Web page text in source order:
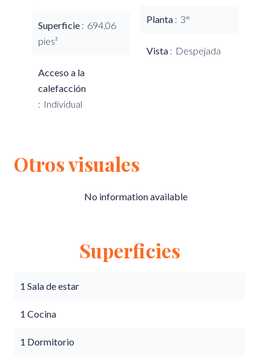
Superficie
694.06
pies²
Acceso a la
calefacción
Individual
Planta 3°
Vista Despejada
Otros visuales
No information available
Superficies
1 Sala de estar
1 Cocina
1 Dormitorio